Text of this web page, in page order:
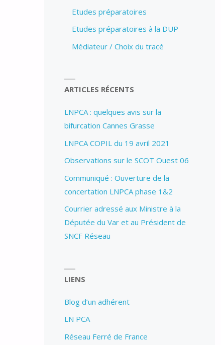
Etudes préparatoires
Etudes préparatoires à la DUP
Médiateur / Choix du tracé
ARTICLES RÉCENTS
LNPCA : quelques avis sur la
bifurcation Cannes Grasse
LNPCA COPIL du 19 avril 2021
Observations sur le SCOT Ouest 06
Communiqué : Ouverture de la
concertation LNPCA phase 1&2
Courrier adressé aux Ministre à la
Députée du Var et au Président de
SNCF Réseau
LIENS
Blog d’un adhérent
LN PCA
Réseau Ferré de France